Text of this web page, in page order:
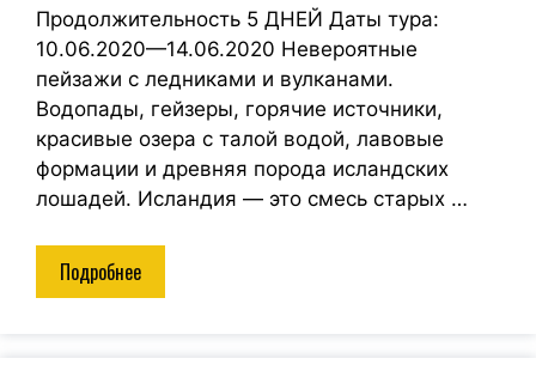
Продолжительность 5 ДНЕЙ Даты тура:
10.06.2020—14.06.2020 Невероятные
пейзажи с ледниками и вулканами.
Водопады, гейзеры, горячие источники,
красивые озера с талой водой, лавовые
формации и древняя порода исландских
лошадей. Исландия — это смесь старых …
Подробнее